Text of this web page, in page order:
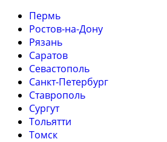
Пермь
Ростов-на-Дону
Рязань
Саратов
Севастополь
Санкт-Петербург
Ставрополь
Сургут
Тольятти
Томск